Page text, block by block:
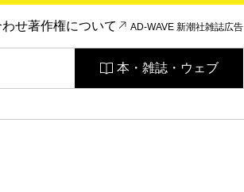
せ著作権について AD-WAVE 新潮社雑誌広告
本・雑誌・ウェブ